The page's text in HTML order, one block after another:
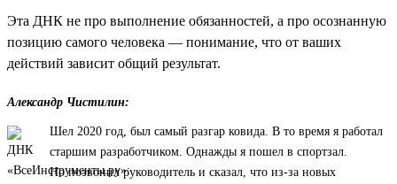
Эта ДНК не про выполнение обязанностей, а про осознанную
позицию самого человека — понимание, что от ваших
действий зависит общий результат.
Александр Чистилин:
Шел 2020 год, был самый разгар ковида. В то время я работал
старшим разработчиком. Однажды я пошел в спортзал.
Но позвонил руководитель и сказал, что из-за новых